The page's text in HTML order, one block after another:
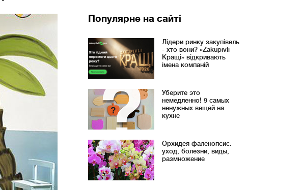
Популярне на сайті
Лідери ринку закупівель
- хто вони? «Zakupivli
Кращі» відкривають
імена компаній
Уберите это
немедленно! 9 самых
ненужных вещей на
кухне
Орхидея фаленопсис:
уход, болезни, виды,
размножение